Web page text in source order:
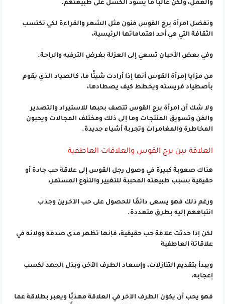
والعمل، ولكن غالبًا ما يسود الكسل على طبيعتهم.
وتفضل امرأة برج القوس فنون مثل الشعر والقراءة لكي تكتسب
الثقافة التي هي أحد اهتماماتها الرئيسية،
وفي بعض الأحيان تسعي إلى العزلة بغرض الترفيه والراحة.
من مزايا إمرأة القوس أنها إذا أرادت شيئًا ما، كالصياد الذي يقوم
بأصطياد فريسته ويخطط كيف يصطادها،
ولا شك أن امرأة برج القوس تتصف بحبها للاستيراد والتصدير
والفن وتسويق المنتجات وما إلى ذلك ومختلف المجالات ويحبون
المخاطرة والمغامرات وتجربة أشياء جديدة.
العلاقة بين برج القوس والعلاقات العاطفية
هناك صعوبة كبيرة في وصول رجل القوس إلى علاقة حب جادة أو
حقيقية بسبب طبيعته المحببة للتغيير والتنوع المستمر،
ورغم ذلك فهو يسعى دائمًا للحصول على حب الآخرين وجذب
انتباههم إليه بطرق متعددة.
لكن إذا حدثت علاقة حب حقيقية، فإنها تظهر مدى صدقه وولائه في
علاقاتة العاطفية
ويبدأ بتقديم التنازلات، وإسعاد الطرف الآخر، وبذل الجهد لكسب
إعجابه،
فهو يحب أن يكون الطرف الآخر في العلاقة مهذبًا ويعبر بطلاقة عما